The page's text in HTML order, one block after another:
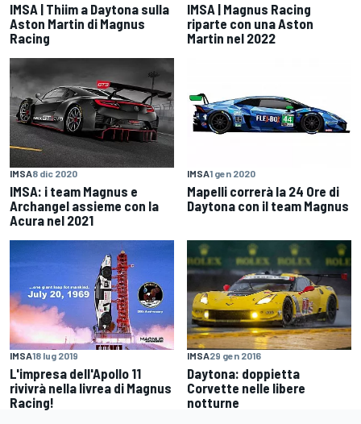
IMSA | Thiim a Daytona sulla
Aston Martin di Magnus
Racing
IMSA | Magnus Racing
riparte con una Aston
Martin nel 2022
IMSA8 dic 2020
IMSA: i team Magnus e
Archangel assieme con la
Acura nel 2021
IMSA1 gen 2020
Mapelli correrà la 24 Ore di
Daytona con il team Magnus
IMSA18 lug 2019
L'impresa dell'Apollo 11
rivivrà nella livrea di Magnus
Racing!
IMSA29 gen 2016
Daytona: doppietta
Corvette nelle libere
notturne